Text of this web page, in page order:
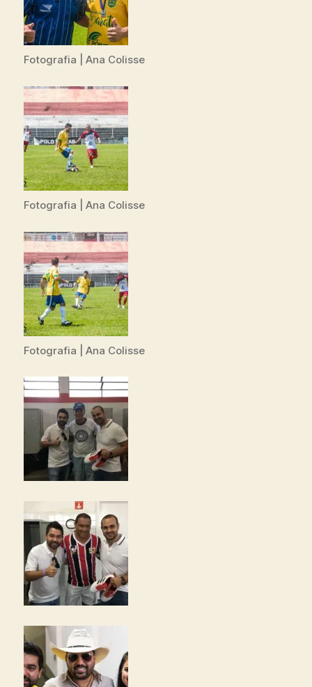
Fotografia | Ana Colisse
Fotografia | Ana Colisse
Fotografia | Ana Colisse